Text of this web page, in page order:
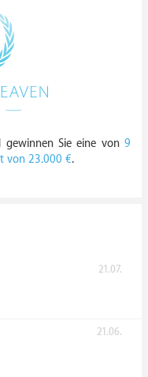
gewinnen Sie eine von 9
von 23.000 €.
21.07.
21.06.